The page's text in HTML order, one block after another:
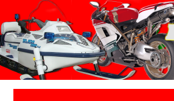
Přejít na obsah